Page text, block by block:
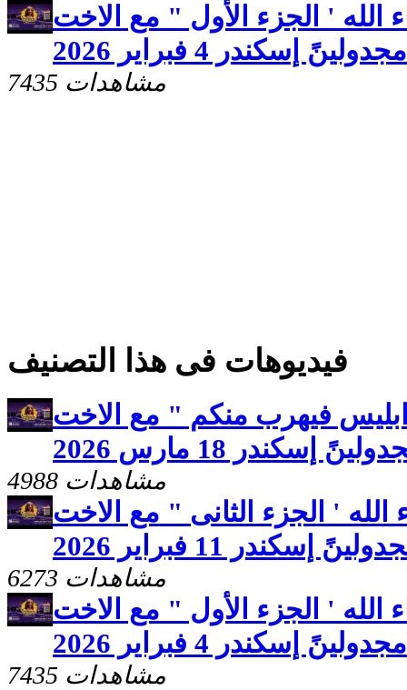
' الجزء الأول " مع الاخت
مجدولينً إسكندر 4 فبراير 2026
7435 مشاهدات
فيديوهات فى هذا التصنيف
فيهرب منكم " مع الاخت
إسكندر 18 مارس 2026
4988 مشاهدات
' الجزء الثانى " مع الاخت
إسكندر 11 فبراير 2026
6273 مشاهدات
' الجزء الأول " مع الاخت
مجدولينً إسكندر 4 فبراير 2026
7435 مشاهدات